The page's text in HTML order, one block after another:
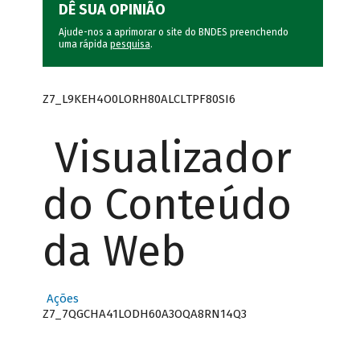
DÊ SUA OPINIÃO
Ajude-nos a aprimorar o site do BNDES preenchendo
uma rápida pesquisa.
Z7_L9KEH4O0LORH80ALCLTPF80SI6
Visualizador
do Conteúdo
da Web
Ações
Z7_7QGCHA41LODH60A3OQA8RN14Q3